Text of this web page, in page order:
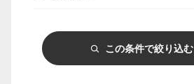
Webゼミプレミアム
この条件で絞り込む